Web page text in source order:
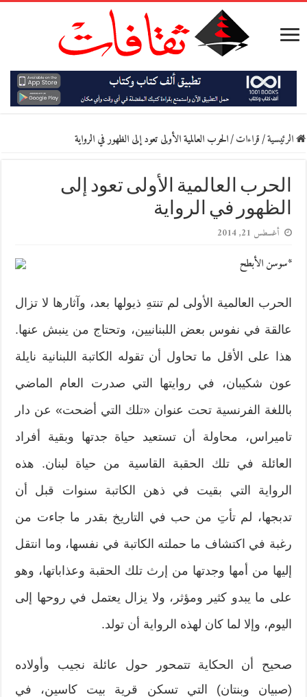
الرئيسية/قراءات/الحرب العالمية الأولى تعود إلى الظهور في الرواية
الحرب العالمية الأولى تعود إلى
الظهور في الرواية
أغسطس 21, 2014
*سوسن الأبطح
الحرب العالمية الأولى لم تنتهِ ذيولها بعد، وآثارها لا تزال
عالقة في نفوس بعض اللبنانيين، وتحتاج من ينبش عنها.
هذا على الأقل ما تحاول أن تقوله الكاتبة اللبنانية نايلة
عون شكيبان، في روايتها التي صدرت العام الماضي
باللغة الفرنسية تحت عنوان «تلك التي أضحت» عن دار
تاميراس، محاولة أن تستعيد حياة جدتها وبقية أفراد
العائلة في تلك الحقبة القاسية من حياة لبنان. هذه
الرواية التي بقيت في ذهن الكاتبة سنوات قبل أن
تدبجها، لم تأتِ من حب في التاريخ بقدر ما جاءت من
رغبة في اكتشاف ما حملته الكاتبة في نفسها، وما انتقل
إليها من أمها وجدتها من إرث تلك الحقبة وعذاباتها، وهو
على ما يبدو كثير ومؤثر، ولا يزال يعتمل في روحها إلى
اليوم، وإلا لما كان لهذه الرواية أن تولد.
صحيح أن الحكاية تتمحور حول عائلة نجيب وأولاده
(صبيان وبنتان) التي تسكن قرية بيت كاسين، في